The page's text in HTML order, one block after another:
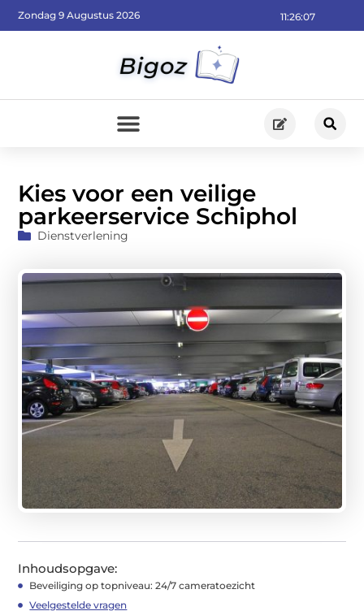
11:26:08
Zondag 9 Augustus 2026
Kies voor een veilige
parkeerservice Schiphol
Dienstverlening
Inhoudsopgave:
Beveiliging op topniveau: 24/7 cameratoezicht
Veelgestelde vragen